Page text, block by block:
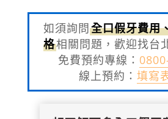
如須詢問全口假牙費用
格相關問題，歡迎找台
免費預約專線：
線上預約： 填寫